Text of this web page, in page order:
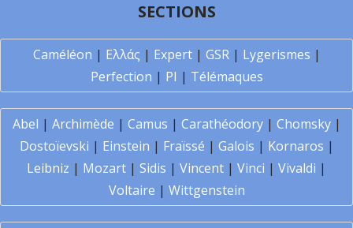
SECTIONS
Caméléon | Ελλάς | Expert| GSR| Lygerismes |
Perfection | PI | Télémaques
Abel | Archimède | Camus | Carathéodory| Chomsky|
Dostoïevski | Einstein | Fraïssé | Galois | Kornaros |
Leibniz | Mozart | Sidis | Vincent | Vinci | Vivaldi |
Voltaire | Wittgenstein